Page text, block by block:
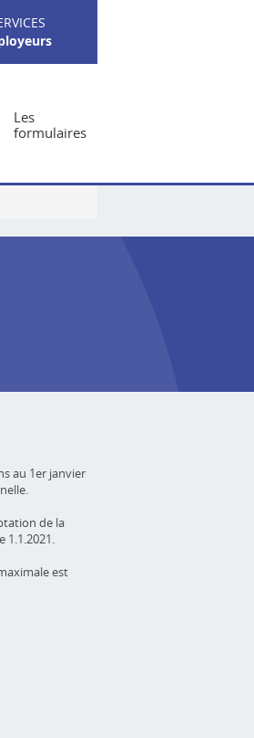
Les
formulaires
au 1er janvier
de la
1.1.2021.
est